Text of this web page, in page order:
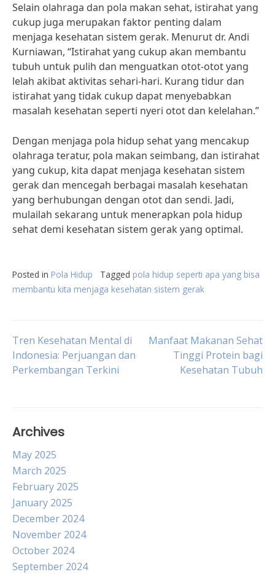
Selain olahraga dan pola makan sehat, istirahat yang
cukup juga merupakan faktor penting dalam
menjaga kesehatan sistem gerak. Menurut dr. Andi
Kurniawan, “Istirahat yang cukup akan membantu
tubuh untuk pulih dan menguatkan otot-otot yang
lelah akibat aktivitas sehari-hari. Kurang tidur dan
istirahat yang tidak cukup dapat menyebabkan
masalah kesehatan seperti nyeri otot dan kelelahan.”
Dengan menjaga pola hidup sehat yang mencakup
olahraga teratur, pola makan seimbang, dan istirahat
yang cukup, kita dapat menjaga kesehatan sistem
gerak dan mencegah berbagai masalah kesehatan
yang berhubungan dengan otot dan sendi. Jadi,
mulailah sekarang untuk menerapkan pola hidup
sehat demi kesehatan sistem gerak yang optimal.
Posted in Pola Hidup Tagged pola hidup seperti apa yang bisa
membantu kita menjaga kesehatan sistem gerak
Post
navigation
Tren Kesehatan Mental di
Indonesia: Perjuangan dan
Perkembangan Terkini
Manfaat Makanan Sehat
Tinggi Protein bagi
Kesehatan Tubuh
Archives
May 2025
March 2025
February 2025
January 2025
December 2024
November 2024
October 2024
September 2024